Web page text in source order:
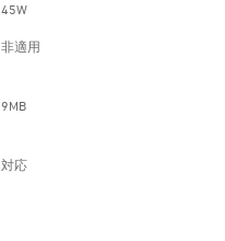
45W
非適用
9MB
対応